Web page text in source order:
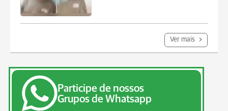
Ver mais
Participe de nossos
Grupos de Whatsapp